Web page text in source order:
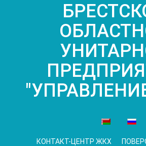
КОНТАКТ-ЦЕНТР ЖКХ